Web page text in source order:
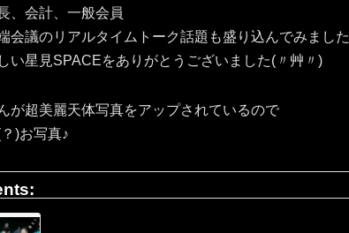
、会計、一般会員
会議のリアルタイムトーク話題も盛り込んでみました
い星見SPACEをありがとうございました(〃艸〃)
が超美麗天体写真をアップされているので
)お写真♪